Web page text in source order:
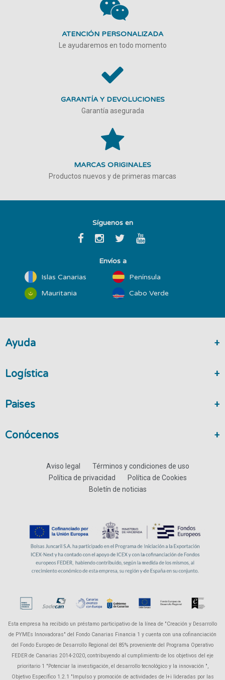
ATENCIÓN PERSONALIZADA
Le ayudaremos en todo momento
GARANTÍA Y DEVOLUCIONES
Garantía asegurada
MARCAS ORIGINALES
Productos nuevos y de primeras marcas
Síguenos en
Envíos a
Islas Canarias
Península
Mauritania
Cabo Verde
Ayuda
Logística
Paises
Conócenos
Aviso legal
Términos y condiciones de uso
Política de privacidad
Política de Cookies
Boletín de noticias
Esta empresa ha recibido un préstamo participativo de la línea de "Creación y Desarrollo
de PYMEs Innovadoras" del Fondo Canarias Financia 1 y cuenta con una cofinanciación
del Fondo Europeo de Desarrollo Regional del 85% proveniente del Programa Operativo
FEDER de Canarias 2014-2020, contribuyendo al cumplimiento de los objetivos del eje
prioritario 1 "Potenciar la investigación, el desarrollo tecnológico y la innovación ",
Objetivo Específico 1.2.1 "Impulso y promoción de actividades de I+i lideradas por las